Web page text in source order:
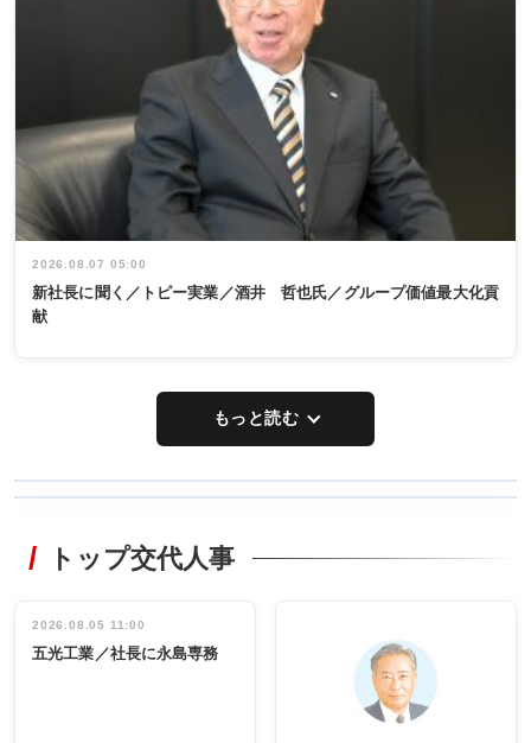
2026.08.07 05:00
新社長に聞く／トピー実業／酒井 哲也氏／グループ価値最大化貢
献
もっと読む
非鉄業界で
インタビュ
ー／社内ア
タックトレー
祝う 業界関
係者ら220人
出席
トップ交代人事
2026.08.05 11:00
五光工業／社長に永島専務